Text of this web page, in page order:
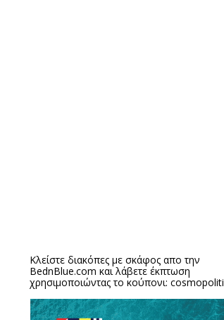
Κλείστε διακόπες με σκάφος απο την
BednBlue.com και λάβετε έκπτωση
χρησιμοποιώντας το κούπονι: cosmopoliti